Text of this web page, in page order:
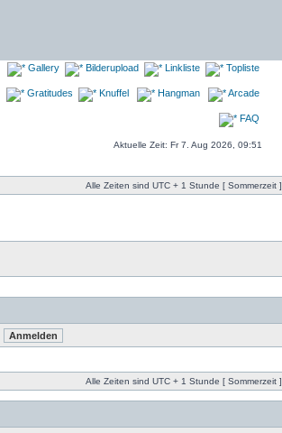
Gallery Bilderupload Linkliste Topliste
Gratitudes Knuffel Hangman Arcade
FAQ
Aktuelle Zeit: Fr 7. Aug 2026, 09:51
Alle Zeiten sind UTC + 1 Stunde [ Sommerzeit ]
Alle Zeiten sind UTC + 1 Stunde [ Sommerzeit ]